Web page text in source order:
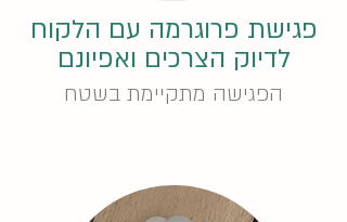
פגישת פרוגרמה עם הלקוח
לדיוק הצרכים ואפיונם
הפגישה מתקיימת בשטח